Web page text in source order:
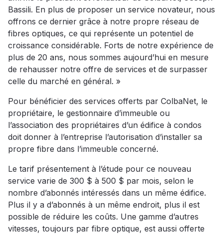
Bassili. En plus de proposer un service novateur, nous
offrons ce dernier grâce à notre propre réseau de
fibres optiques, ce qui représente un potentiel de
croissance considérable. Forts de notre expérience de
plus de 20 ans, nous sommes aujourd’hui en mesure
de rehausser notre offre de services et de surpasser
celle du marché en général. »
Pour bénéficier des services offerts par ColbaNet, le
propriétaire, le gestionnaire d’immeuble ou
l’association des propriétaires d’un édifice à condos
doit donner à l’entreprise l’autorisation d’installer sa
propre fibre dans l’immeuble concerné.
Le tarif présentement à l’étude pour ce nouveau
service varie de 300 $ à 500 $ par mois, selon le
nombre d’abonnés intéressés dans un même édifice.
Plus il y a d’abonnés à un même endroit, plus il est
possible de réduire les coûts. Une gamme d’autres
vitesses, toujours par fibre optique, est aussi offerte